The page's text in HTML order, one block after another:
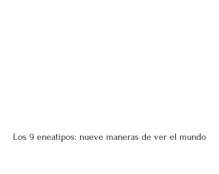
Los 9 eneatipos: nueve maneras de ver el mundo